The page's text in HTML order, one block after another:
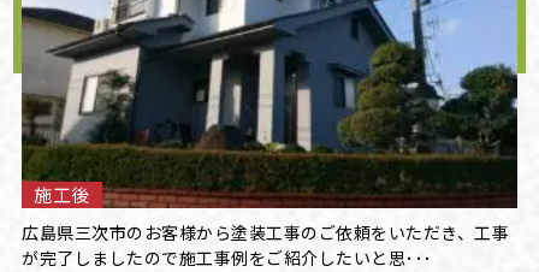
施工後
広島県三次市のお客様から塗装工事のご依頼をいただき、工事
が完了しましたので施工事例をご紹介したいと思･･･